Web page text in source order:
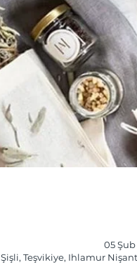
05 Şub
Şişli, Teşvikiye, Ihlamur